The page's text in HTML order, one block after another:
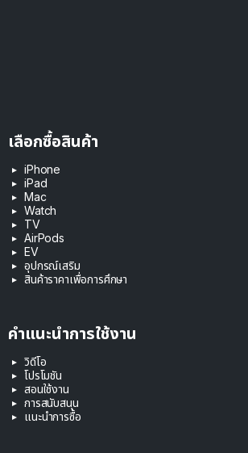
เลือกซื้อสินค้า
iPhone
iPad
Mac
Watch
TV
AirPods
EV
อุปกรณ์เสริม
สินค้าราคาเพื่อการศึกษา
คำแนะนำการใช้งาน
วิดีโอ
โปรโมชัน
สอนใช้งาน
การสนับสนุน
แนะนำการซื้อ